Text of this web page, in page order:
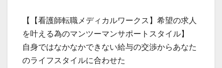
【【看護師転職メディカルワークス】希望の求人
を叶える為のマンツーマンサポートスタイル】
自身ではなかなかできない給与の交渉からあなた
のライフスタイルに合わせた